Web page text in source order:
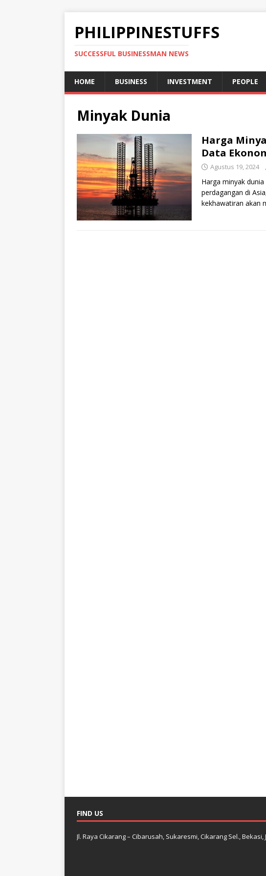
PHILIPPINESTUFFS
SUCCESSFUL BUSINESSMAN NEWS
HOME BUSINESS INVESTMENT PEOPLE
Minyak Dunia
Harga
Data
Agustus 19, 2024
Harga minyak
perdagangan di
kekhawatiran akan
FIND US
Jl. Raya Cikarang – Cibarusah, Sukaresmi, Cikarang Sel., Bekasi,